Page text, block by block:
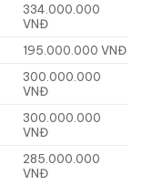
334.000.000
VNĐ
195.000.000 VNĐ
300.000.000
VNĐ
300.000.000
VNĐ
285.000.000
VNĐ